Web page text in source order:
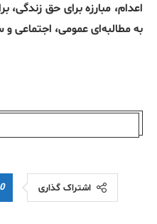
اعدام، مبارزه برای حق
به مطالبه‌ای عمومی، اجتماعی
اشتراک گذاری 0